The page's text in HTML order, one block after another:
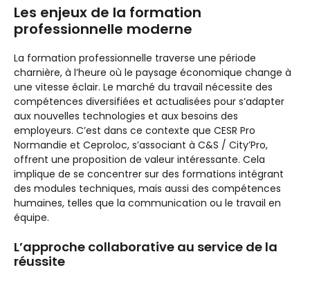
Les enjeux de la formation
professionnelle moderne
La formation professionnelle traverse une période
charnière, à l’heure où le paysage économique change à
une vitesse éclair. Le marché du travail nécessite des
compétences diversifiées et actualisées pour s’adapter
aux nouvelles technologies et aux besoins des
employeurs. C’est dans ce contexte que CESR Pro
Normandie et Ceproloc, s’associant à C&S / City’Pro,
offrent une proposition de valeur intéressante. Cela
implique de se concentrer sur des formations intégrant
des modules techniques, mais aussi des compétences
humaines, telles que la communication ou le travail en
équipe.
L’approche collaborative au service de la
réussite